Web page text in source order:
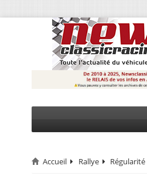
CIRCUIT
Accueil Rallye Régularité